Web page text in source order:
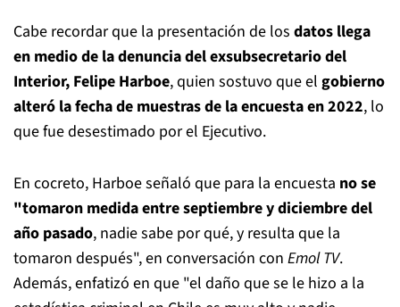
Cabe recordar que la presentación de los datos llega
en medio de la denuncia del exsubsecretario del
Interior, Felipe Harboe, quien sostuvo que el gobierno
alteró la fecha de muestras de la encuesta en 2022, lo
que fue desestimado por el Ejecutivo.
En cocreto, Harboe señaló que para la encuesta no se
"tomaron medida entre septiembre y diciembre del
año pasado, nadie sabe por qué, y resulta que la
tomaron después", en conversación con Emol TV.
Además, enfatizó en que "el daño que se le hizo a la